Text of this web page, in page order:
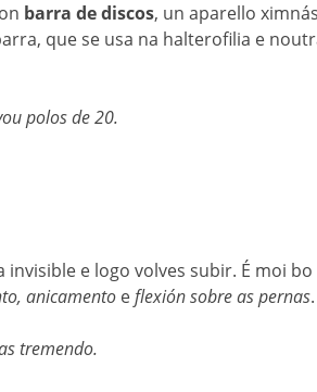
barra de discos, un aparello
que se usa na halterofilia e
polos de 20.
e logo volves subir. É moi
anicamento eflexión sobre as pernas.
tremendo.